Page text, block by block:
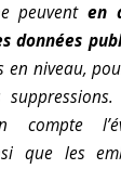
peuvent en
données
niveau,
compte
que les